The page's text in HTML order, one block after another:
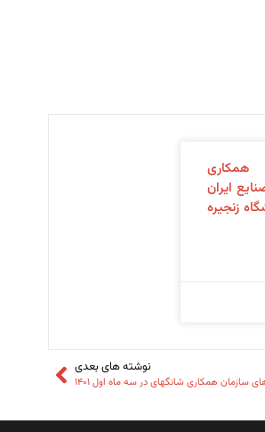
همکاری
ایران
زنجیره
نوشته های بعدی
سازمان همکاری شانگهای در سه ماه اول ۱۴۰۱